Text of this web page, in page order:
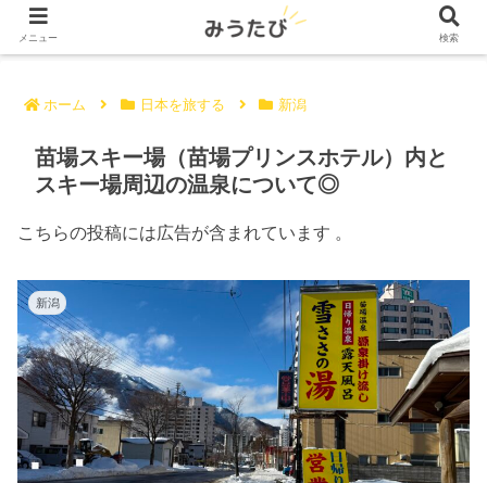
ホーム 日本を旅する 新潟
苗場スキー場（苗場プリンスホテル）内と
スキー場周辺の温泉について◎
こちらの投稿には広告が含まれています 。
新潟
メニュー 検索